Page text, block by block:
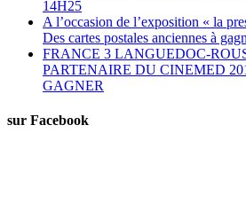
14H25
A l’occasion de l’exposition « la
Des cartes postales anciennes à
FRANCE 3 LANGUEDOC-
PARTENAIRE DU CINEMED
GAGNER
sur Facebook